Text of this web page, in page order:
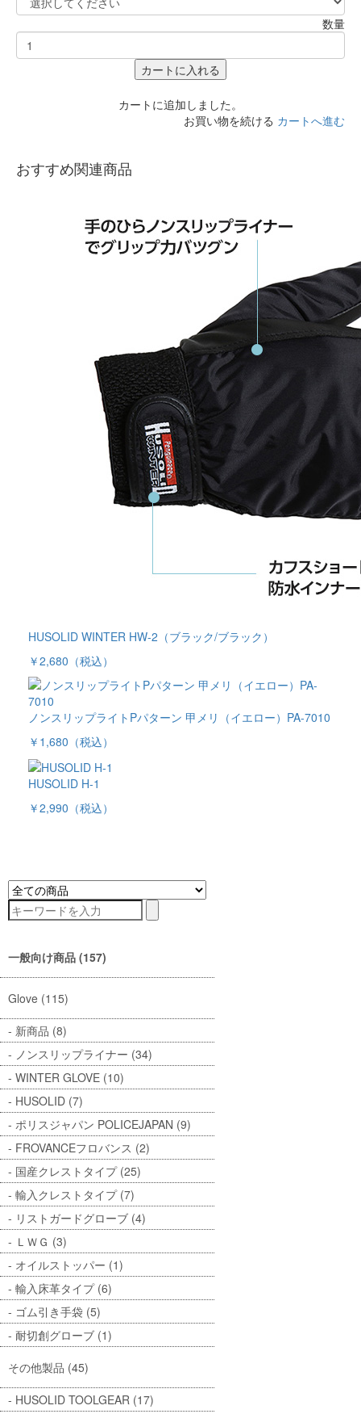
数量
カートに入れる
カートに追加しました。
お買い物を続ける カートへ進む
おすすめ関連商品
HUSOLID WINTER HW-2（ブラック/ブラック）
￥2,680 （税込）
ノンスリップライトPパターン 甲メリ（イエロー）PA-7010
￥1,680 （税込）
HUSOLID H-1
￥2,990 （税込）
一般向け商品 (157)
Glove (115)
新商品 (8)
ノンスリップライナー (34)
WINTER GLOVE (10)
HUSOLID (7)
ポリスジャパン POLICEJAPAN (9)
FROVANCEフロバンス (2)
国産クレストタイプ (25)
輸入クレストタイプ (7)
リストガードグローブ (4)
ＬＷＧ (3)
オイルストッパー (1)
輸入床革タイプ (6)
ゴム引き手袋 (5)
耐切創グローブ (1)
その他製品 (45)
HUSOLID TOOLGEAR (17)